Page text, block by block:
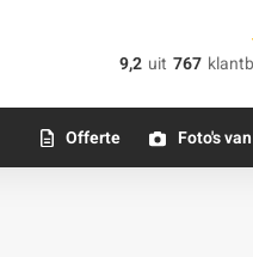
9,2 uit 767
Offerte Foto's